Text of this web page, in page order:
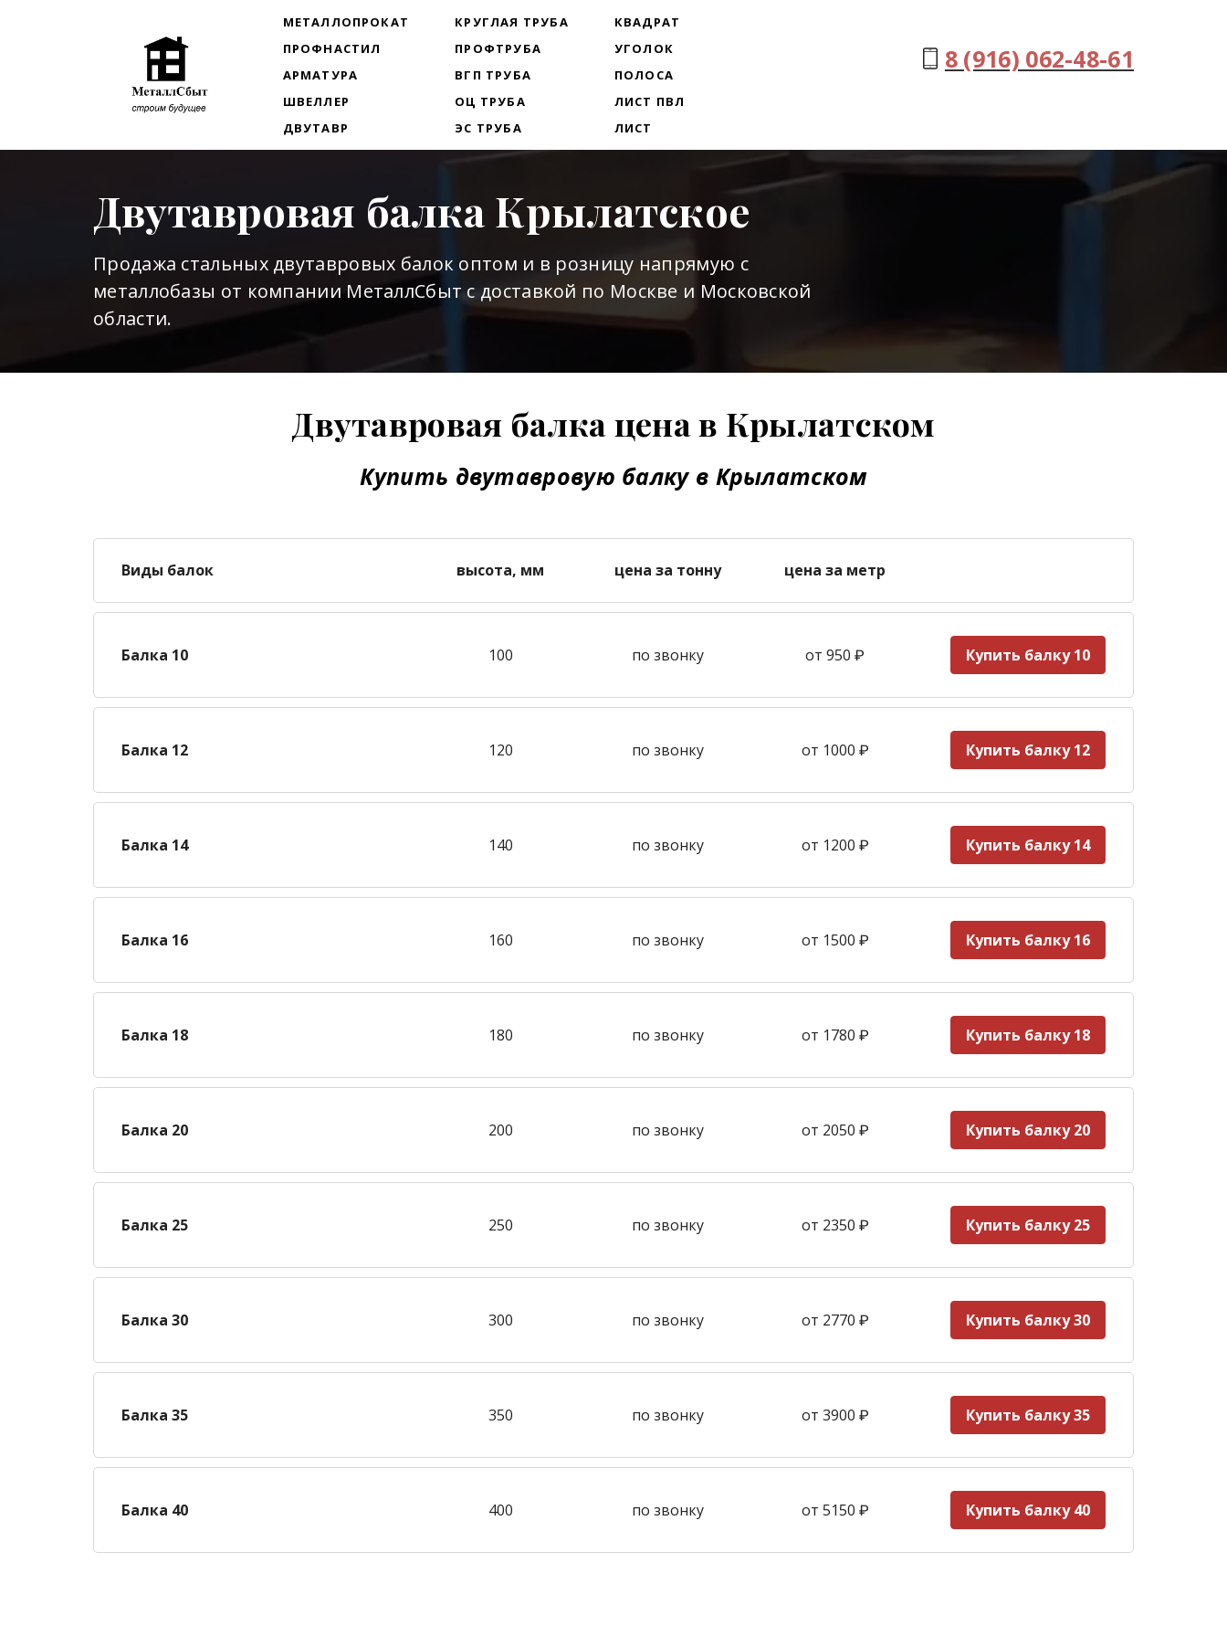
МЕТАЛЛОПРОКАТ
ПРОФНАСТИЛ
АРМАТУРА
ШВЕЛЛЕР
ДВУТАВР
КРУГЛАЯ ТРУБА
ПРОФТРУБА
ВГП ТРУБА
ОЦ ТРУБА
ЭС ТРУБА
КВАДРАТ
УГОЛОК
ПОЛОСА
ЛИСТ ПВЛ
ЛИСТ
8 (916) 062-48-61
Двутавровая балка Крылатское
Продажа стальных двутавровых балок оптом и в розницу напрямую с
металлобазы от компании МеталлСбыт с доставкой по Москве и Московской
области.
Двутавровая балка цена в Крылатском
Купить двутавровую балку в Крылатском
Виды балок высота, мм цена за тонну цена за метр
Балка 10 100 по звонку от 950 ₽ Купить балку 10
Балка 12 120 по звонку от 1000 ₽ Купить балку 12
Балка 14 140 по звонку от 1200 ₽ Купить балку 14
Балка 16 160 по звонку от 1500 ₽ Купить балку 16
Балка 18 180 по звонку от 1780 ₽ Купить балку 18
Балка 20 200 по звонку от 2050 ₽ Купить балку 20
Балка 25 250 по звонку от 2350 ₽ Купить балку 25
Балка 30 300 по звонку от 2770 ₽ Купить балку 30
Балка 35 350 по звонку от 3900 ₽ Купить балку 35
Балка 40 400 по звонку от 5150 ₽ Купить балку 40